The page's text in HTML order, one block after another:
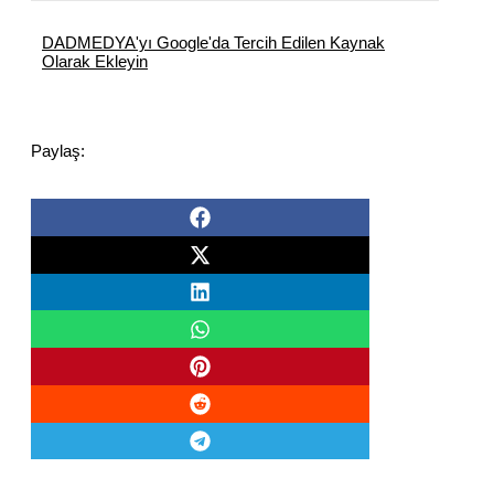
DADMEDYA'yı Google'da Tercih Edilen Kaynak
Olarak Ekleyin
Paylaş: